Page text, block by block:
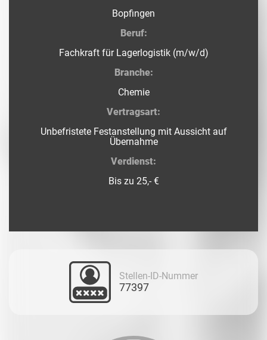
Bopfingen
Beruf:
Fachkraft für Lagerlogistik (m/w/d)
Branche:
Chemie
Vertragsart:
Unbefristete Festanstellung mit Aussicht auf
Übernahme
Verdienst:
Bis zu 25,- €
Stellen-ID-Nummer
77397